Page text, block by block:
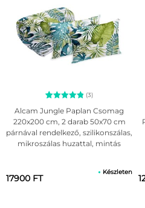
Értékelés
5.00
az 5-ből,
3
értékelés
alapján
(3)
Alcam Jungle Paplan Csomag
220x200 cm, 2 darab 50x70 cm
párnával rendelkező, szilikonszálas,
mikroszálas huzattal, mintás
17900 FT
Készleten